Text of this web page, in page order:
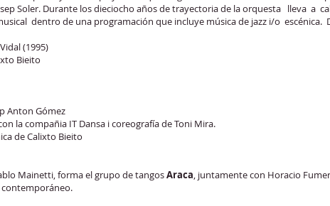
Soler. Durante los dieciocho años de trayectoria de la orquesta lleva a
dentro de una programación que incluye música de jazz i/o escénica.
(1995)
Bieito
Anton Gómez
la compañia IT Dansa i coreografía de Toni Mira.
de Calixto Bieito
Mainetti, forma el grupo de tangosAraca, juntamente con Horacio